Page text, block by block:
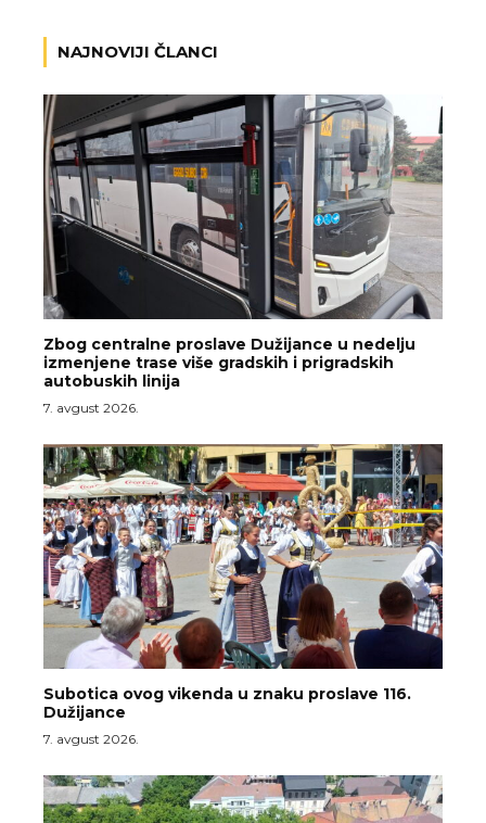
NAJNOVIJI ČLANCI
Zbog centralne proslave Dužijance u nedelju
izmenjene trase više gradskih i prigradskih
autobuskih linija
7. avgust 2026.
Subotica ovog vikenda u znaku proslave 116.
Dužijance
7. avgust 2026.